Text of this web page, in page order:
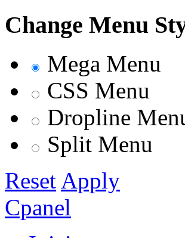
Change Menu
Mega Menu
CSS Menu
Dropline
Split Menu
Reset Apply
Cpanel